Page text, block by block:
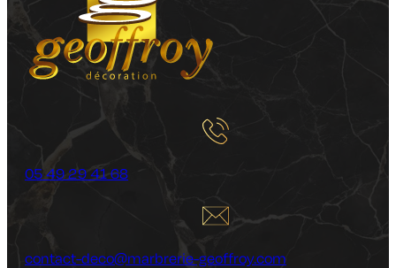
05 49 29 41 68
contact-deco@marbrerie-geoffroy.com